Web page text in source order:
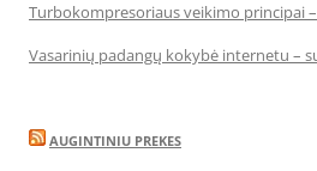
Turbokompresoriaus veikimo principai
Vasarinių padangų kokybė internetu –
AUGINTINIU PREKES